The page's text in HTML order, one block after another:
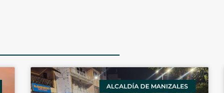
ALCALDÍA DE MANIZALES